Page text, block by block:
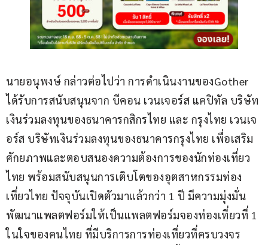
นายอนุพงษ์ กล่าวต่อไปว่า การดำเนินงานของGother
ได้รับการสนับสนุนจาก บีคอน เวนเจอร์ส แคปิทัล บริษัท
เงินร่วมลงทุนของธนาคารกสิกรไทย และ กรุงไทย เวนเจ
อร์ส บริษัทเงินร่วมลงทุนของธนาคารกรุงไทย เพื่อเสริม
ศักยภาพและตอบสนองความต้องการของนักท่องเที่ยว
ไทย พร้อมสนับสนุนการเติบโตของอุตสาหกรรมท่อง
เที่ยวไทย ปัจจุบันเปิดตัวมาแล้วกว่า 1 ปี มีความมุ่งมั่น
พัฒนาแพลตฟอร์มให้เป็นแพลตฟอร์มจองท่องเที่ยวที่ 1
ในใจของคนไทย ที่มีบริการการท่องเที่ยวที่ครบวงจร